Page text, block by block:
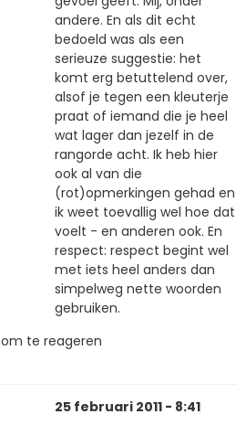
andere. En als dit echt
bedoeld was als een
serieuze suggestie: het
komt erg betuttelend over,
alsof je tegen een kleuterje
praat of iemand die je heel
wat lager dan jezelf in de
rangorde acht. Ik heb hier
ook al van die
(rot)opmerkingen gehad en
ik weet toevallig wel hoe dat
voelt - en anderen ook. En
respect: respect begint wel
met iets heel anders dan
simpelweg nette woorden
gebruiken.
om te reageren
25 februari 2011 - 8:41